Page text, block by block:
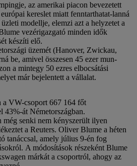
az amerikai piacon bevezetett
kereslet miatt fenntarthatat-lanná
modellje, elemzi azt a helyzetet a
vezérigazgató minden idők
készíti elő.
üzemét (Hanover, Zwickau,
be, amivel összesen 45 ezer mun-
a mintegy 50 ezres elbocsátási
már bejelentett a vállalat.
a VW-csoport 667 164 főt
43%-át Németországban.
senki nem kényszerült ilyen
a Reuters. Oliver Blume a héten
tanáccsal, amely július 9-én fog
A módosítások részeként Blume
márkát a csoportról, ahogy az